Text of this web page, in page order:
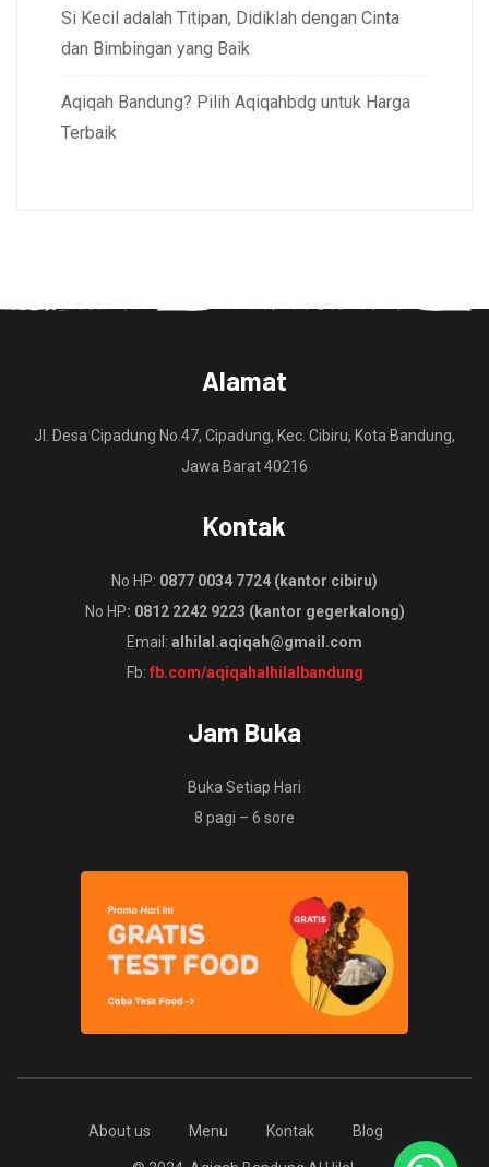
Si Kecil adalah Titipan, Didiklah dengan Cinta
dan Bimbingan yang Baik
Aqiqah Bandung? Pilih Aqiqahbdg untuk Harga
Terbaik
Alamat
Jl. Desa Cipadung No.47, Cipadung, Kec. Cibiru, Kota Bandung,
Jawa Barat 40216
Kontak
No HP: 0877 0034 7724 (kantor cibiru)
No HP: 0812 2242 9223 (kantor gegerkalong)
Email: alhilal.aqiqah@gmail.com
Fb: fb.com/aqiqahalhilalbandung
Jam Buka
Buka Setiap Hari
8 pagi – 6 sore
About us Menu Kontak Blog